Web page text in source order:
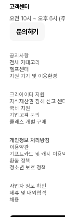
고객센터
오전 10시 ~ 오후 6시 (
문의하기
공지사항
전체 카테고리
헬프센터
지원 기기 및 이용환경
크리에이터 지원
지식재산권 침해 신고 센
국비 지원
기업고객 문의
클래스 개별 구매
개인정보 처리방침
이용약관
기프트카드 및 캐시 이용
환불 정책
청소년 보호 정책
사업자 정보 확인
제휴 및 대외협력
채용